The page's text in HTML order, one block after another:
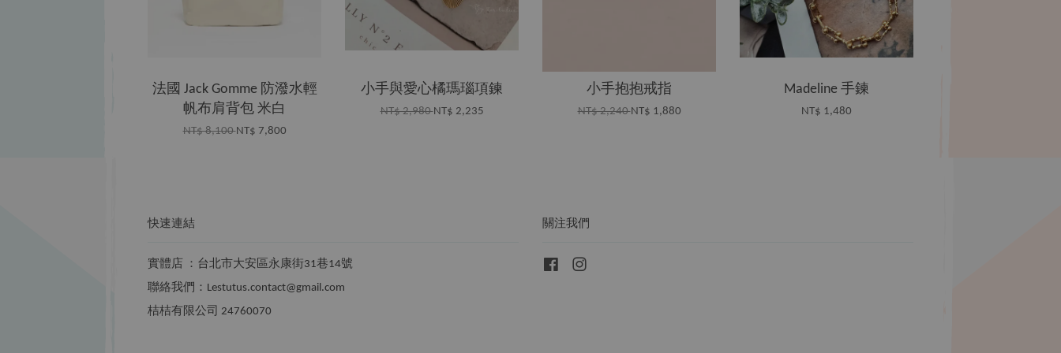
法國 Jack Gomme 防潑水輕
帆布肩背包 米白
NT$ 8,100NT$ 7,800
小手與愛心橘瑪瑙項鍊
NT$ 2,980NT$ 2,235
小手抱抱戒指
NT$ 2,240NT$ 1,880
Madeline 手鍊
NT$ 1,480
快速連結
實體店 ：台北市大安區永康街31巷14號
聯絡我們：Lestutus.contact@gmail.com
桔桔有限公司 24760070
關注我們
Facebook